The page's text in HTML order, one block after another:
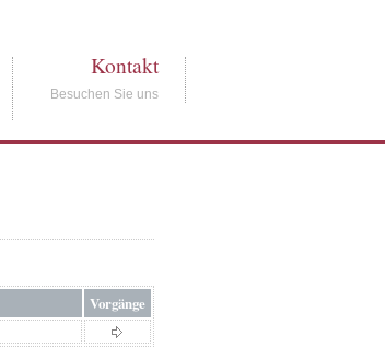
Kontakt
Besuchen Sie uns
Vorgänge